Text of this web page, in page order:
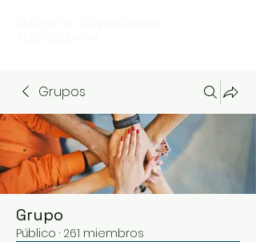
Grupos
Grupo
Público · 261 miembros